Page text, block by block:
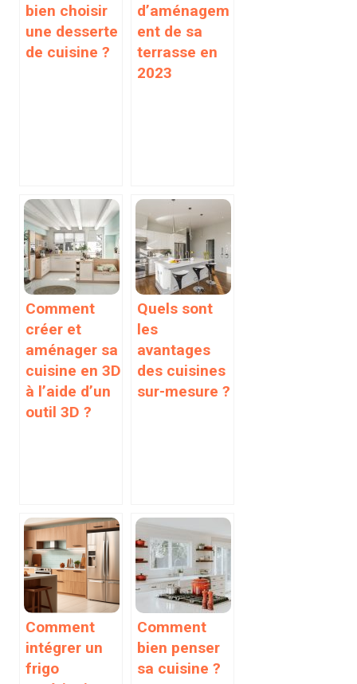
bien choisir
une desserte
de cuisine ?
d’aménagem
ent de sa
terrasse en
2023
Comment
créer et
aménager sa
cuisine en 3D
à l’aide d’un
outil 3D ?
Quels sont
les
avantages
des cuisines
sur-mesure ?
Comment
intégrer un
frigo
Comment
bien penser
sa cuisine ?